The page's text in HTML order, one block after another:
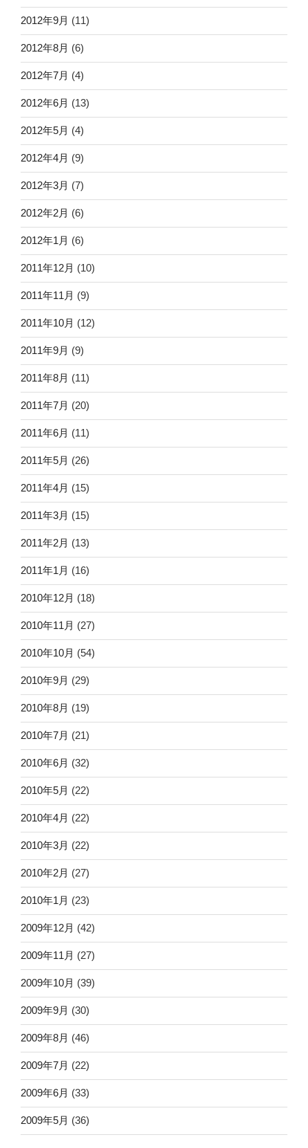
2012年9月 (11)
2012年8月 (6)
2012年7月 (4)
2012年6月 (13)
2012年5月 (4)
2012年4月 (9)
2012年3月 (7)
2012年2月 (6)
2012年1月 (6)
2011年12月 (10)
2011年11月 (9)
2011年10月 (12)
2011年9月 (9)
2011年8月 (11)
2011年7月 (20)
2011年6月 (11)
2011年5月 (26)
2011年4月 (15)
2011年3月 (15)
2011年2月 (13)
2011年1月 (16)
2010年12月 (18)
2010年11月 (27)
2010年10月 (54)
2010年9月 (29)
2010年8月 (19)
2010年7月 (21)
2010年6月 (32)
2010年5月 (22)
2010年4月 (22)
2010年3月 (22)
2010年2月 (27)
2010年1月 (23)
2009年12月 (42)
2009年11月 (27)
2009年10月 (39)
2009年9月 (30)
2009年8月 (46)
2009年7月 (22)
2009年6月 (33)
2009年5月 (36)